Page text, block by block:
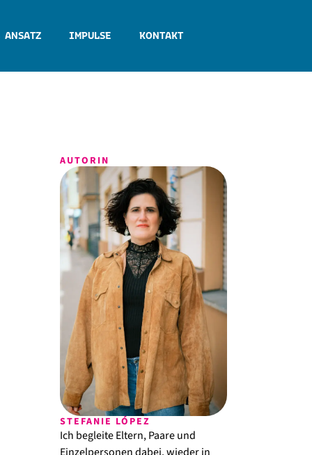
IMPULSE KONTAKT
AUTORIN
STEFANIE LÓPEZ
Ich begleite Eltern, Paare und